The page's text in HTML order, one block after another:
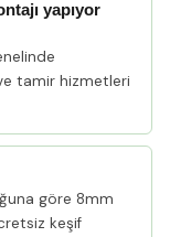
yapıyor
tamir hizmetleri
göre 8mm
keşif